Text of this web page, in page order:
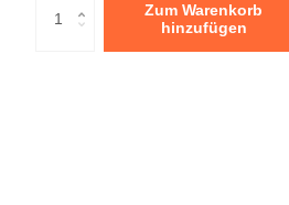
Zum Warenkorb
hinzufügen